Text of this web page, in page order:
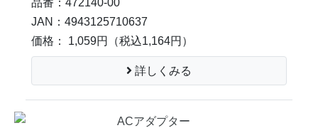
JAN：4943125710637
価格： 1,059円
（税込1,164円）
詳しくみる